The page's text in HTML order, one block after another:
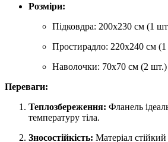
Розміри:
Підковдра: 200х230 см (1
Простирадло: 220х240 см
Наволочки: 70x70 см (2 шт.)
Переваги:
Теплозбереження: Фланель
температуру тіла.
Зносостійкість: Матеріал